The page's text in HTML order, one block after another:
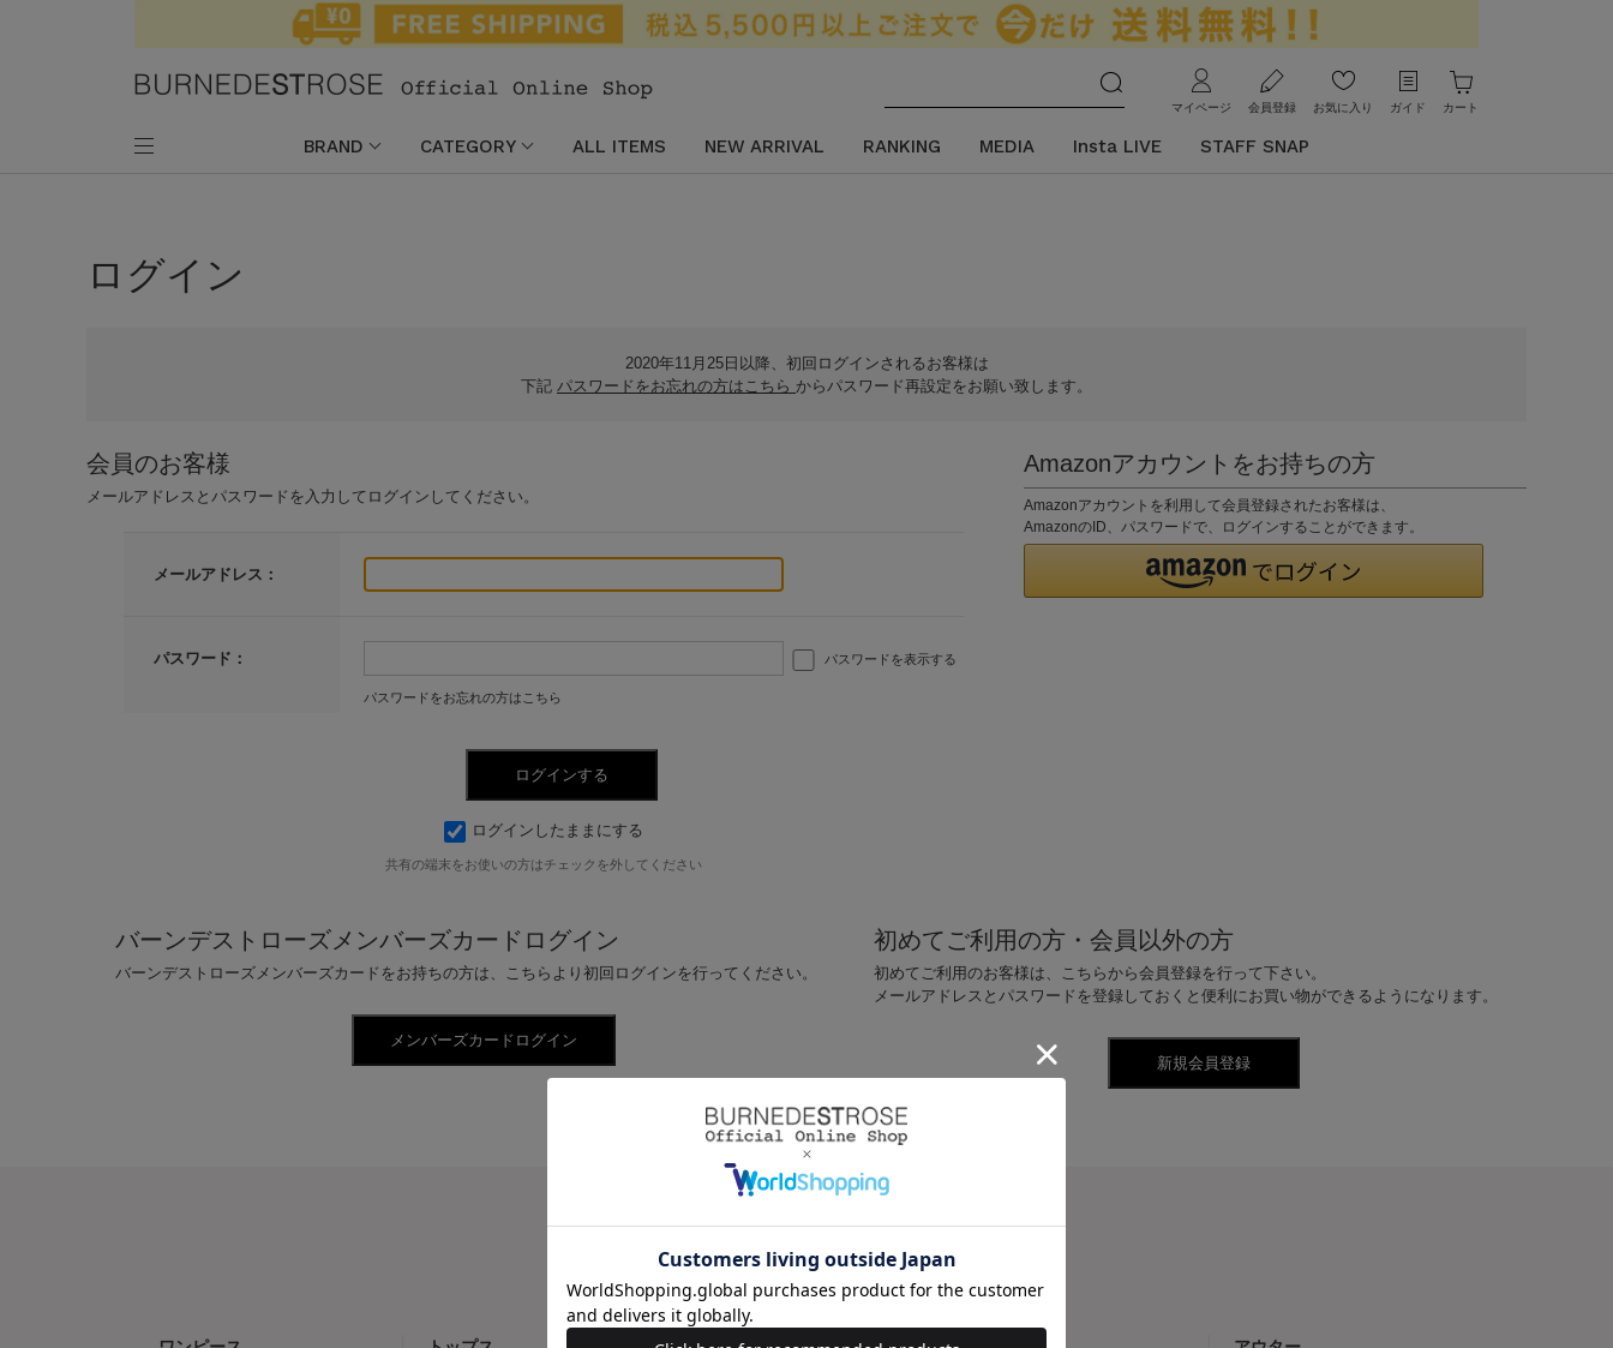
マイページ 会員登録 お気に入り ガイド カート
BRAND CATEGORY ALL ITEMS NEW ARRIVAL RANKING MEDIA Insta LIVE STAFF SNAP
ログイン
2020年11月25日以降、初回ログインされるお客様は
下記 パスワードをお忘れの方はこちら からパスワード再設定をお願い致します。
会員のお客様
メールアドレスとパスワードを入力してログインしてください。
メールアドレス：
パスワード： パスワードを表示する
パスワードをお忘れの方はこちら
ログインしたままにする
共有の端末をお使いの方はチェックを外してください
Amazonアカウントをお持ちの方
Amazonアカウントを利用して会員登録されたお客様は、
AmazonのID、パスワードで、ログインすることができます。
バーンデストローズメンバーズカードログイン
バーンデストローズメンバーズカードをお持ちの方は、こちらより初回ログインを行ってください。
初めてご利用の方・会員以外の方
初めてご利用のお客様は、こちらから会員登録を行って下さい。
メールアドレスとパスワードを登録しておくと便利にお買い物ができるようになります。
CATEGORY